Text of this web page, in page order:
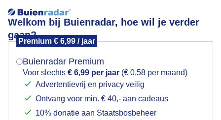
Welkom bij Buienradar, hoe wil je verder
gaan?
Premium € 6,99 / jaar
Buienradar Premium
Voor slechts € 6,99 per jaar (€ 0,58 per maand)
Advertentievrij en privacy veilig
Ontvang voor min. € 40,- aan cadeaus
10% donatie aan Staatsbosbeheer
Wolken en zon
Mogen we je locatie gebruiken voor het
Indien je hier nog geen akkoord op hebt gegeven,
verschijnt er zo een pop-up uit je browser waarin